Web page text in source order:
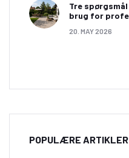
Tre
brug for
20. MAY 2026
POPULÆRE ARTIKLER